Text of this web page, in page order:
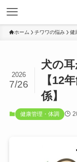
ホーム チワワの悩み 健
犬の
【12
係】
2026
7/26
健康管理・体調